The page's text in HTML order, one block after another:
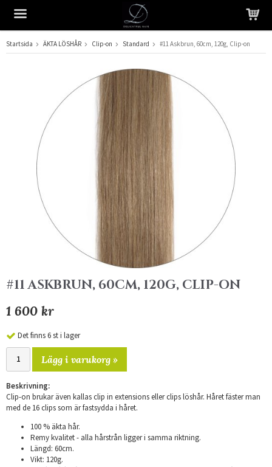
Produkten har blivit tillagd i varukorgen
Startsida ÄKTA LÖSHÅR Clip-on Standard #11 Askbrun, 60cm, 120g, Clip-on
#11 ASKBRUN, 60CM, 120G, CLIP-ON
1 600 kr
Det finns 6 st i lager
Lägg i varukorg »
Beskrivning:
Clip-on brukar även kallas clip in extensions eller clips löshår. Håret fäster man
med de 16 clips som är fastsydda i håret.
100 % äkta hår.
Remy kvalitet - alla hårstrån ligger i samma riktning.
Längd: 60cm.
Vikt: 120g.